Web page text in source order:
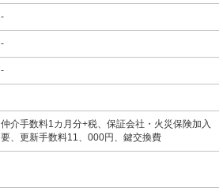
-
-
-
仲介手数料1カ月分+税、保証会社・火災保険加入
要、更新手数料11、000円、鍵交換費